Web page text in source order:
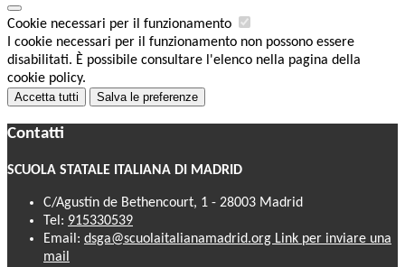
Cookie necessari per il funzionamento
I cookie necessari per il funzionamento non possono essere
disabilitati. È possibile consultare l'elenco nella pagina della
cookie policy.
Accetta tutti Salva le preferenze
Contatti
SCUOLA STATALE ITALIANA DI MADRID
C/Agustín de Bethencourt, 1 - 28003 Madrid
Tel: 915330539
Email: dsga@scuolaitalianamadrid.org Link per inviare una
mail